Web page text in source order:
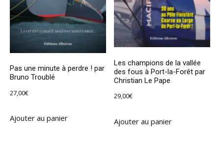
Pas une minute à perdre ! par
Bruno Troublé
27,00€
Ajouter au panier
Les champions de la vallée
des fous à Port-la-Forêt par
Christian Le Pape
29,00€
Ajouter au panier